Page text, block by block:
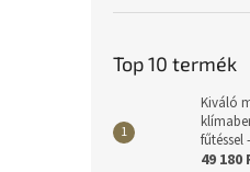
Top 10 termék
Kiváló
fűtéssel
49 180